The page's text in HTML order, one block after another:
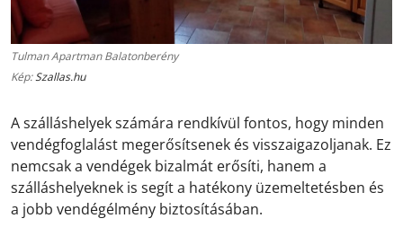
Tulman Apartman Balatonberény
Kép:Szallas.hu
A szálláshelyek számára rendkívül fontos, hogy minden
vendégfoglalást megerősítsenek és visszaigazoljanak. Ez
nemcsak a vendégek bizalmát erősíti, hanem a
szálláshelyeknek is segít a hatékony üzemeltetésben és
a jobb vendégélmény biztosításában.